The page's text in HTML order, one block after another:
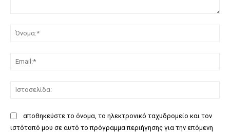
αποθηκεύστε το όνομα, το ηλεκτρονικό ταχυδρομείο και τον
ιστότοπό μου σε αυτό το πρόγραμμα περιήγησης για την επόμενη